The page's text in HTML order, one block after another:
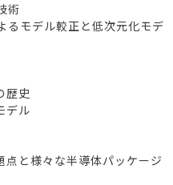
術
モデル較正と低次元化モデ
歴史
デル
と様々な半導体パッケージ